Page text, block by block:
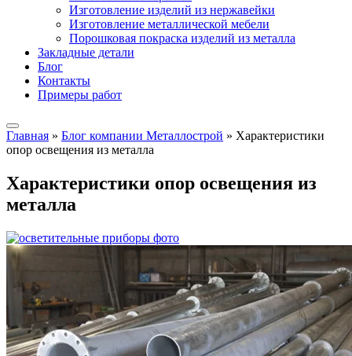
Изготовление изделий из нержавейки
Изготовление металлической мебели
Порошковая покраска изделий из металла
Закладные детали
Блог
Контакты
Примеры работ
Главная » Блог компании Металлострой » Характеристики
опор освещения из металла
Характеристики опор освещения из
металла